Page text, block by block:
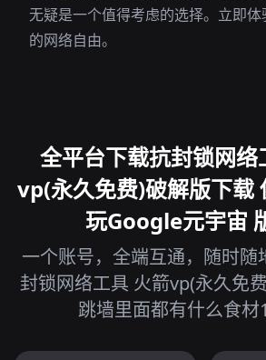
无疑是一个值得考虑的选择。立即
的网络自由。
全平台下载抗封锁网络
vp(永久免费)破解版下载
玩Google元宇宙
一个账号，全端互通，随时随
封锁网络工具 火箭vp(永久免
跳墙里面都有什么食材